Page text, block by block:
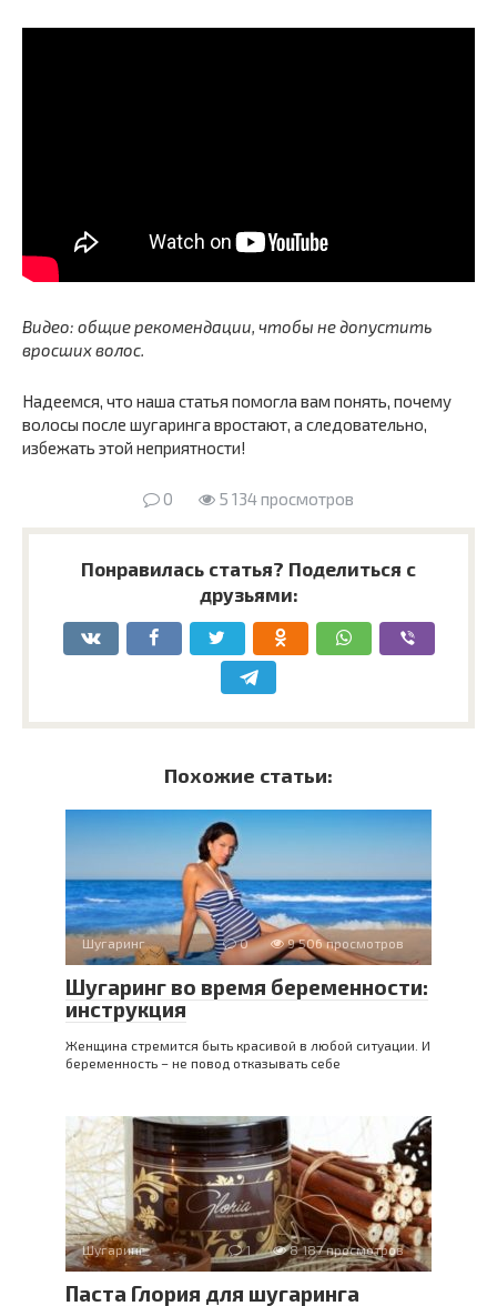
Видео: общие рекомендации, чтобы не допустить
вросших волос.
Надеемся, что наша статья помогла вам понять, почему
волосы после шугаринга вростают, а следовательно,
избежать этой неприятности!
0 5 134 просмотров
Понравилась статья? Поделиться с
друзьями:
Похожие статьи:
Шугаринг 0 9 506 просмотров
Шугаринг во время беременности:
инструкция
Женщина стремится быть красивой в любой ситуации. И
беременность – не повод отказывать себе
Шугаринг 1 8 187 просмотров
Паста Глория для шугаринга